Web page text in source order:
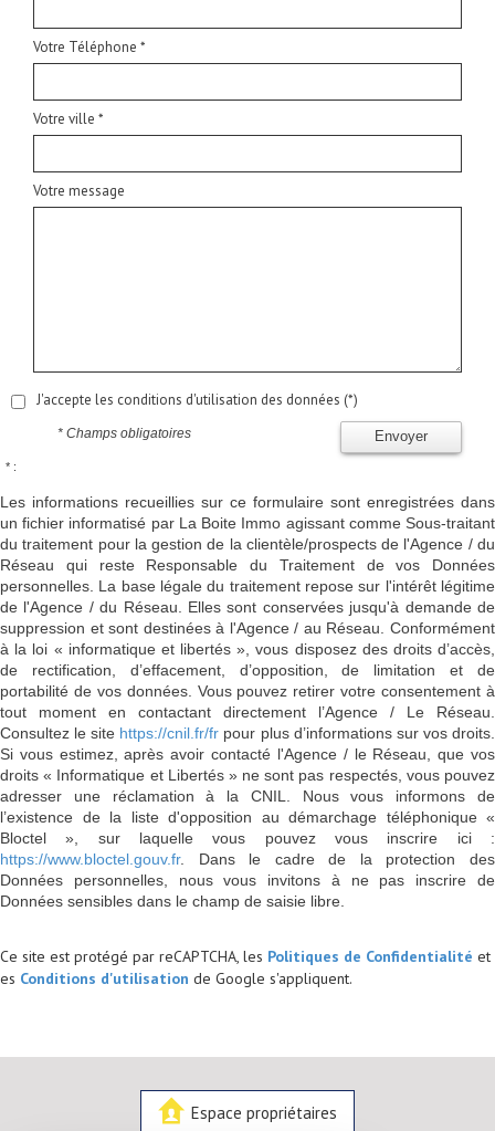
Votre Téléphone *
Votre ville *
Votre message
J'accepte les conditions d'utilisation des données (*)
Envoyer
* Champs obligatoires
* :
Les informations recueillies sur ce formulaire sont enregistrées dans
un fichier informatisé par La Boite Immo agissant comme Sous-traitant
du traitement pour la gestion de la clientèle/prospects de l'Agence / du
Réseau qui reste Responsable du Traitement de vos Données
personnelles. La base légale du traitement repose sur l'intérêt légitime
de l'Agence / du Réseau. Elles sont conservées jusqu'à demande de
suppression et sont destinées à l'Agence / au Réseau. Conformément
à la loi « informatique et libertés », vous disposez des droits d’accès,
de rectification, d’effacement, d’opposition, de limitation et de
portabilité de vos données. Vous pouvez retirer votre consentement à
tout moment en contactant directement l’Agence / Le Réseau.
Consultez le site https://cnil.fr/fr pour plus d’informations sur vos droits.
Si vous estimez, après avoir contacté l'Agence / le Réseau, que vos
droits « Informatique et Libertés » ne sont pas respectés, vous pouvez
adresser une réclamation à la CNIL. Nous vous informons de
l’existence de la liste d'opposition au démarchage téléphonique «
Bloctel », sur laquelle vous pouvez vous inscrire ici :
https://www.bloctel.gouv.fr. Dans le cadre de la protection des
Données personnelles, nous vous invitons à ne pas inscrire de
Données sensibles dans le champ de saisie libre.
Ce site est protégé par reCAPTCHA, les Politiques de Confidentialité et
es Conditions d'utilisation de Google s'appliquent.
Espace propriétaires